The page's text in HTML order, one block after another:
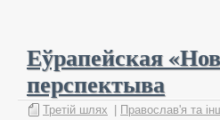
Еўрапейская
перспектыва
Третій шлях Православ'я та